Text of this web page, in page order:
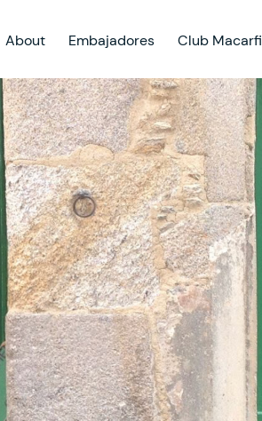
About Embajadores Club Macarfi